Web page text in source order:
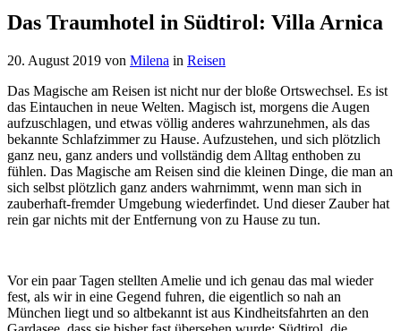
Das Traumhotel in Südtirol: Villa Arnica
20. August 2019 von Milena in Reisen
Das Magische am Reisen ist nicht nur der bloße Ortswechsel. Es ist
das Eintauchen in neue Welten. Magisch ist, morgens die Augen
aufzuschlagen, und etwas völlig anderes wahrzunehmen, als das
bekannte Schlafzimmer zu Hause. Aufzustehen, und sich plötzlich
ganz neu, ganz anders und vollständig dem Alltag enthoben zu
fühlen. Das Magische am Reisen sind die kleinen Dinge, die man an
sich selbst plötzlich ganz anders wahrnimmt, wenn man sich in
zauberhaft-fremder Umgebung wiederfindet. Und dieser Zauber hat
rein gar nichts mit der Entfernung von zu Hause zu tun.
Vor ein paar Tagen stellten Amelie und ich genau das mal wieder
fest, als wir in eine Gegend fuhren, die eigentlich so nah an
München liegt und so altbekannt ist aus Kindheitsfahrten an den